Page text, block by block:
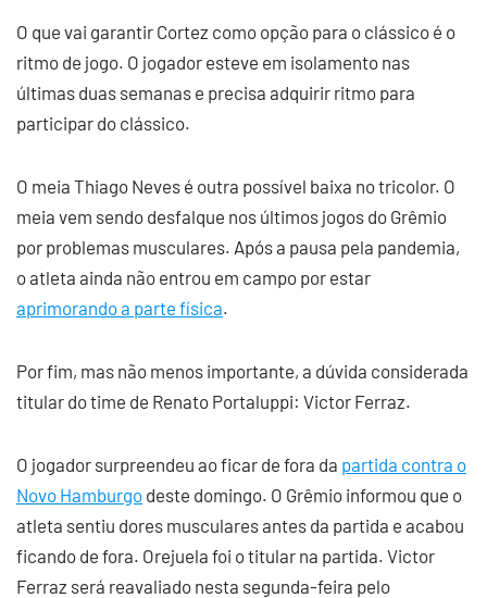
O que vai garantir Cortez como opção para o clássico é o
ritmo de jogo. O jogador esteve em isolamento nas
últimas duas semanas e precisa adquirir ritmo para
participar do clássico.
O meia Thiago Neves é outra possível baixa no tricolor. O
meia vem sendo desfalque nos últimos jogos do Grêmio
por problemas musculares. Após a pausa pela pandemia,
o atleta ainda não entrou em campo por estar
aprimorando a parte física.
Por fim, mas não menos importante, a dúvida considerada
titular do time de Renato Portaluppi: Victor Ferraz.
O jogador surpreendeu ao ficar de fora da partida contra o
Novo Hamburgo deste domingo. O Grêmio informou que o
atleta sentiu dores musculares antes da partida e acabou
ficando de fora. Orejuela foi o titular na partida. Victor
Ferraz será reavaliado nesta segunda-feira pelo